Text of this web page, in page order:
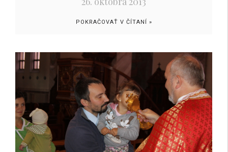
POKRAČOVAŤ V ČÍTANÍ »